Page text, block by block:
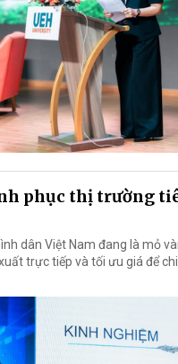
phục thị trường
dân Việt Nam đang là mỏ
trực tiếp và tối ưu giá để